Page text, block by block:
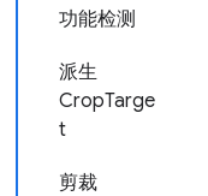
功能检测
派生
CropTarge
t
剪裁